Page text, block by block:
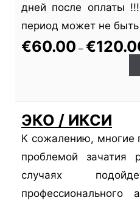
дней после оплаты
период может не
€60.00 – €
ЭКО / ИКСИ
К сожалению, многие
проблемой зачатия
случаях
профессионального